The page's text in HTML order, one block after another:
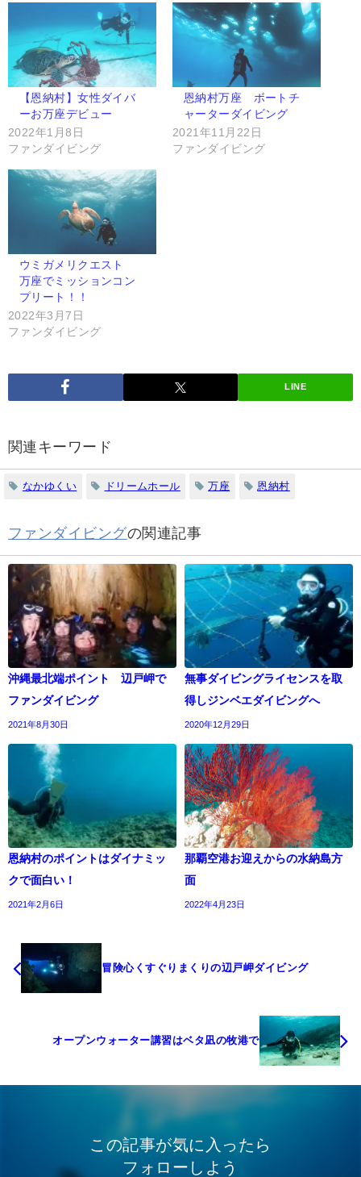
【恩納村】女性ダイバ
ーお万座デビュー
2022年1月8日
ファンダイビング
恩納村万座 ボートチ
ャーターダイビング
2021年11月22日
ファンダイビング
ウミガメリクエスト
万座でミッションコン
プリート！！
2022年3月7日
ファンダイビング
LINE
関連キーワード
なかゆくい ドリームホール 万座 恩納村
ファンダイビングの関連記事
沖縄最北端ポイント 辺戸岬で
ファンダイビング
2021年8月30日
無事ダイビングライセンスを取
得しジンベエダイビングへ
2020年12月29日
恩納村のポイントはダイナミッ
クで面白い！
2021年2月6日
那覇空港お迎えからの水納島方
面
2022年4月23日
冒険心くすぐりまくりの辺戸岬ダイビング
オープンウォーター講習はベタ凪の牧港で
この記事が気に入ったら
フォローしよう